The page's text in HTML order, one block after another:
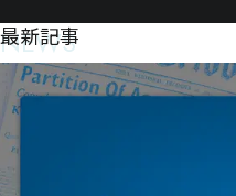
NEWS
最新記事